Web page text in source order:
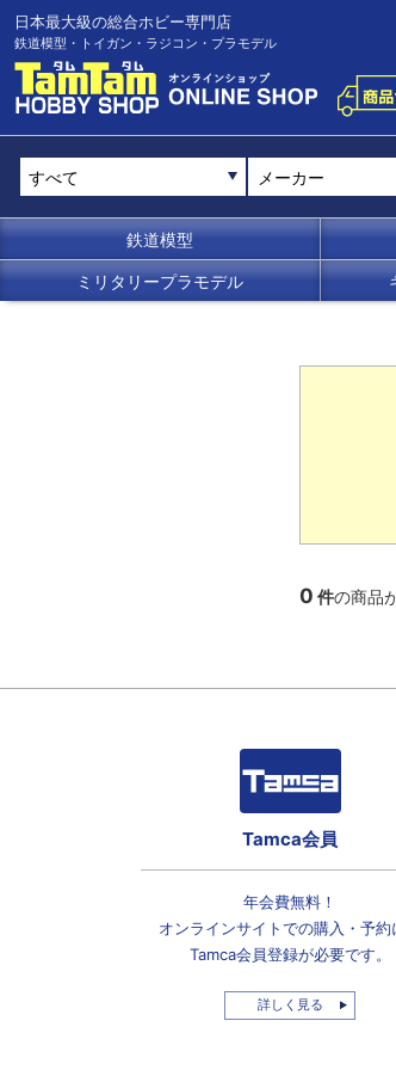
日本最大級の総合ホビー専門店
鉄道模型・トイガン・ラジコン・プラモデル
メーカー
鉄道模型
ミリタリープラモデル
0 件の商品
Tamca会員
年会費無料！
オンラインサイトでの購入・予約
Tamca会員登録が必要です。
詳しく見る